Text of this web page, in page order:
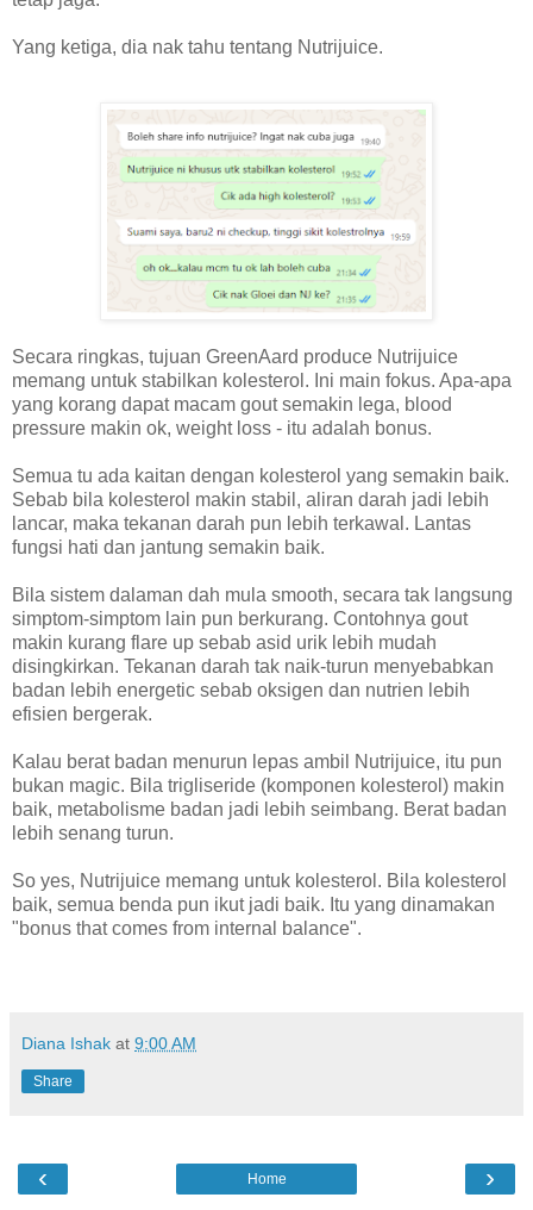
Yang ketiga, dia nak tahu tentang Nutrijuice.
Secara ringkas, tujuan GreenAard produce Nutrijuice
memang untuk stabilkan kolesterol. Ini main fokus. Apa-apa
yang korang dapat macam gout semakin lega, blood
pressure makin ok, weight loss - itu adalah bonus.
Semua tu ada kaitan dengan kolesterol yang semakin baik.
Sebab bila kolesterol makin stabil, aliran darah jadi lebih
lancar, maka tekanan darah pun lebih terkawal. Lantas
fungsi hati dan jantung semakin baik.
Bila sistem dalaman dah mula smooth, secara tak langsung
simptom-simptom lain pun berkurang. Contohnya gout
makin kurang flare up sebab asid urik lebih mudah
disingkirkan. Tekanan darah tak naik-turun menyebabkan
badan lebih energetic sebab oksigen dan nutrien lebih
efisien bergerak.
Kalau berat badan menurun lepas ambil Nutrijuice, itu pun
bukan magic. Bila trigliseride (komponen kolesterol) makin
baik, metabolisme badan jadi lebih seimbang. Berat badan
lebih senang turun.
So yes, Nutrijuice memang untuk kolesterol. Bila kolesterol
baik, semua benda pun ikut jadi baik. Itu yang dinamakan
"bonus that comes from internal balance".
Diana Ishak at 9:00 AM
Share
‹ ›
Home